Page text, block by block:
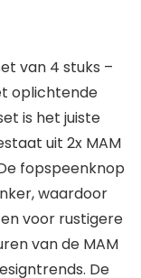
van 4 stuks –
oplichtende
is het juiste
uit 2x MAM
fopspeenknop
waardoor
voor rustigere
van de MAM
De